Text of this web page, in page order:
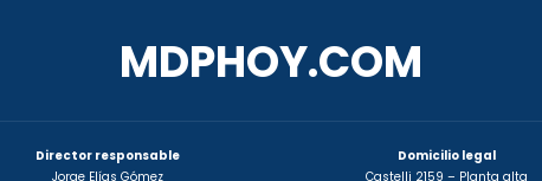
MDPHOY.COM
Director responsable
Jorge Elías Gómez
Domicilio legal
Castelli 2159 – Planta alta